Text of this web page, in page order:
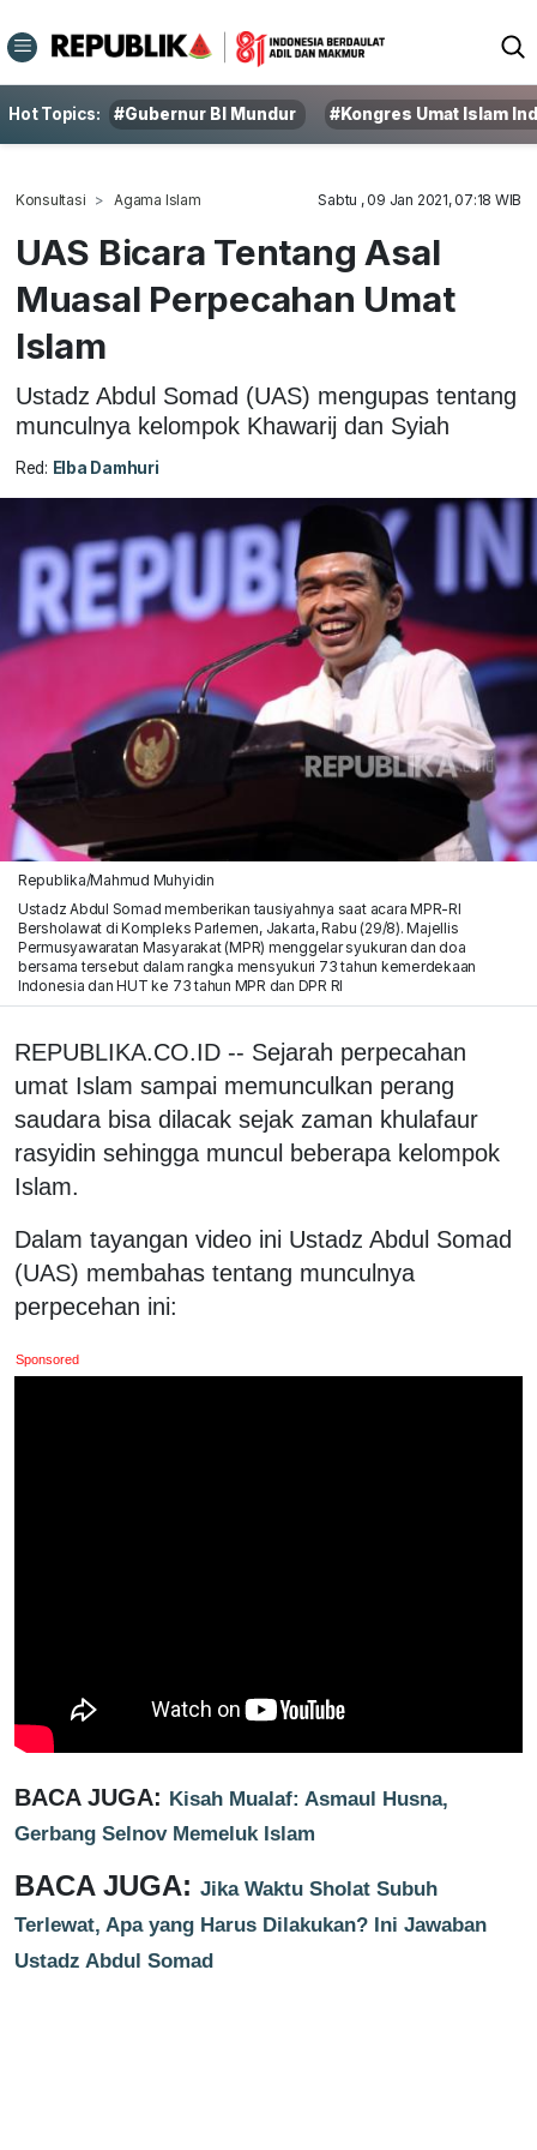
Hot Topics: #Gubernur BI Mundur #Kongres Umat Islam
Konsultasi Agama Islam Sabtu , 09 Jan 2021, 07:18 WIB
UAS Bicara Tentang Asal
Muasal Perpecahan Umat
Islam
Ustadz Abdul Somad (UAS) mengupas tentang
munculnya kelompok Khawarij dan Syiah
Red: Elba Damhuri
Republika/Mahmud Muhyidin
Ustadz Abdul Somad memberikan tausiyahnya saat acara MPR-RI
Bersholawat di Kompleks Parlemen, Jakarta, Rabu (29/8). Majellis
Permusyawaratan Masyarakat (MPR) menggelar syukuran dan doa
bersama tersebut dalam rangka mensyukuri 73 tahun kemerdekaan
Indonesia dan HUT ke 73 tahun MPR dan DPR RI
REPUBLIKA.CO.ID -- Sejarah perpecahan
umat Islam sampai memunculkan perang
saudara bisa dilacak sejak zaman khulafaur
rasyidin sehingga muncul beberapa kelompok
Islam.
Dalam tayangan video ini Ustadz Abdul Somad
(UAS) membahas tentang munculnya
perpecehan ini:
Sponsored
BACA JUGA: Kisah Mualaf: Asmaul Husna,
Gerbang Selnov Memeluk Islam
BACA JUGA: Jika Waktu Sholat Subuh
Terlewat, Apa yang Harus Dilakukan? Ini Jawaban
Ustadz Abdul Somad